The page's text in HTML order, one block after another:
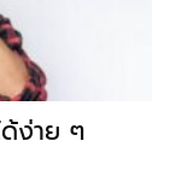
ง่าย ๆ